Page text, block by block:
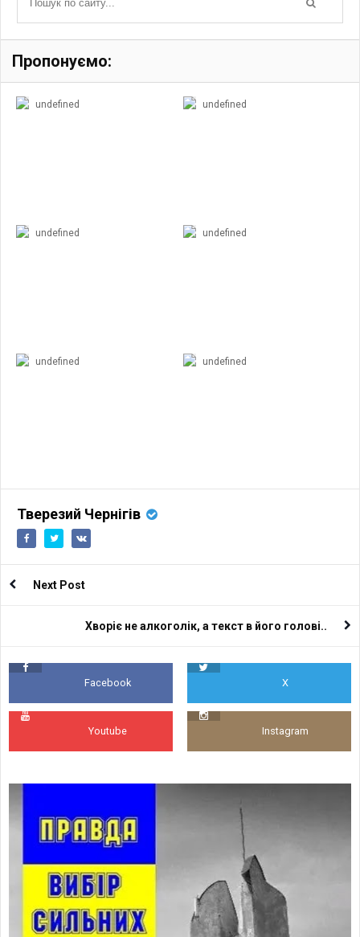
Пропонуємо:
undefined undefined
undefined undefined
undefined undefined
Тверезий Чернігів
Next Post
Хворіє не алкоголік, а текст в його голові..
Facebook X
Youtube Instagram